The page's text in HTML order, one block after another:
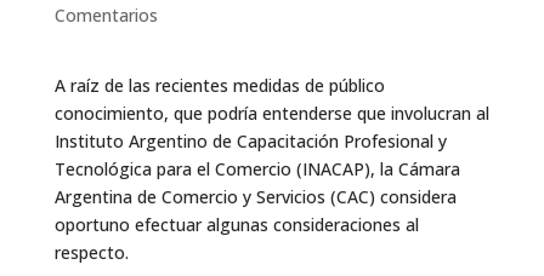
Comentarios
A raíz de las recientes medidas de público
conocimiento, que podría entenderse que involucran al
Instituto Argentino de Capacitación Profesional y
Tecnológica para el Comercio (INACAP), la Cámara
Argentina de Comercio y Servicios (CAC) considera
oportuno efectuar algunas consideraciones al
respecto.